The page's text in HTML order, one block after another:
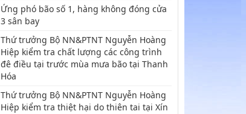
Ứng phó bão số 1, hàng không đóng cửa
3 sân bay
Thứ trưởng Bộ NN&PTNT Nguyễn Hoàng
Hiệp kiểm tra chất lượng các công trình
đê điều tại trước mùa mưa bão tại Thanh
Hóa
Thứ trưởng Bộ NN&PTNT Nguyễn Hoàng
Hiệp kiểm tra thiệt hại do thiên tai tại Xín